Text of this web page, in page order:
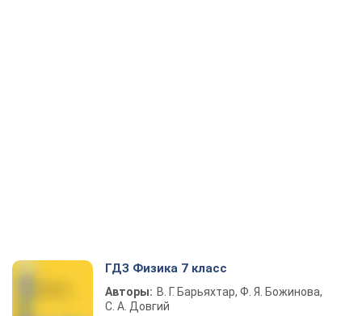
ГДЗ Физика 7 класс
Авторы: В. Г. Барьяхтар, Ф. Я. Божинова,
С. А. Довгий